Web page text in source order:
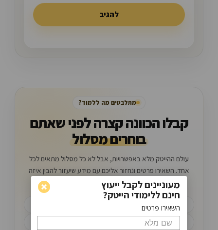
מתלבטים מה ללמוד?
קבלו הכוונה קצרה לפני שאתם
בוחרים מסלול
עולם ההייטק מלא באפשרויות, אבל לא כל מסלול מתאים לכל
אחד. השאירו פרטים ונחזור אליכם עם מידע שיעזור להבין איזה
כיוון יכול להתאים לכם.
מעוניינים לקבל ייעוץ
חינם ללימודי הייטק?
השאירו פרטים